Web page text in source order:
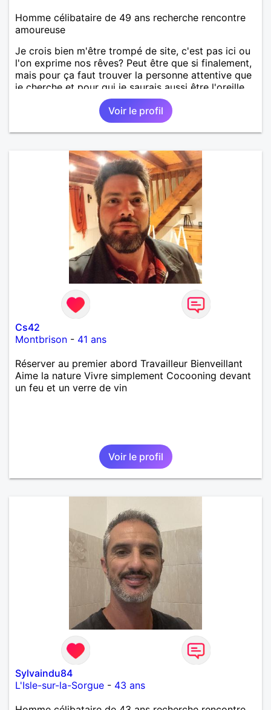
Homme célibataire de 49 ans recherche rencontre
amoureuse
Je crois bien m'être trompé de site, c'est pas ici ou
l'on exprime nos rêves? Peut être que si finalement,
mais pour ça faut trouver la personne attentive que
je cherche et pour qui je saurais aussi être l'oreille,
l'homme doux et généreux, imaginatif et qui la fera
sourire et redonner de la confiance en l'amour
Voir le profil
Cs42
Montbrison - 41 ans
Réserver au premier abord Travailleur Bienveillant
Aime la nature Vivre simplement Cocooning devant
un feu et un verre de vin
Voir le profil
Sylvaindu84
L'Isle-sur-la-Sorgue - 43 ans